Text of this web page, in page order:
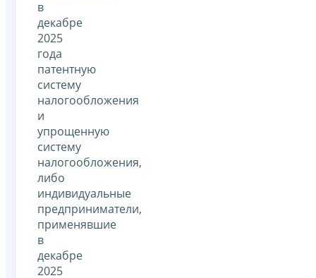
в
декабре
2025
года
патентную
систему
налогообложения
и
упрощенную
систему
налогообложения,
либо
индивидуальные
предприниматели,
применявшие
в
декабре
2025